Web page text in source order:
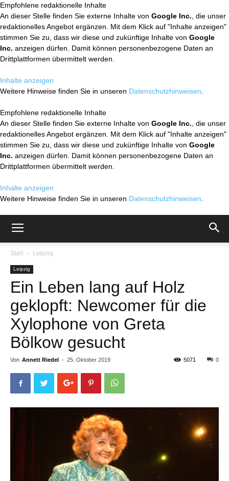
Empfohlene redaktionelle Inhalte
An dieser Stelle finden Sie externe Inhalte von Google Inc. , die unser
redaktionelles Angebot ergänzen. Mit dem Klick auf "Inhalte anzeigen"
stimmen Sie zu, dass wir diese und zukünftige Inhalte von Google
Inc. anzeigen dürfen. Damit können personenbezogene Daten an
Drittplattformen übermittelt werden.
Inhalte anzeigen
Weitere Hinweise finden Sie in unseren Datenschutzhinweisen
Empfohlene redaktionelle Inhalte
An dieser Stelle finden Sie externe Inhalte von Google Inc. , die unser
redaktionelles Angebot ergänzen. Mit dem Klick auf "Inhalte anzeigen"
stimmen Sie zu, dass wir diese und zukünftige Inhalte von Google
Inc. anzeigen dürfen. Damit können personenbezogene Daten an
Drittplattformen übermittelt werden.
Inhalte anzeigen
Weitere Hinweise finden Sie in unseren Datenschutzhinweisen
Start Leipzig
Leipzig
Ein Leben lang auf Holz
geklopft: Newcomer für die
Xylophone von Greta
Bölkow gesucht
Von Annett Riedel - 25. Oktober 2019 0
5071